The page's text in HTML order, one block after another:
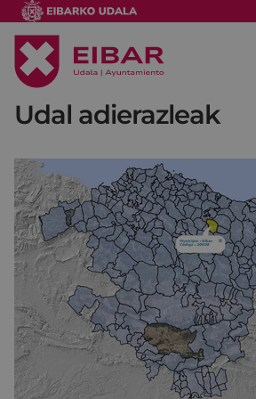
Udal adierazleak